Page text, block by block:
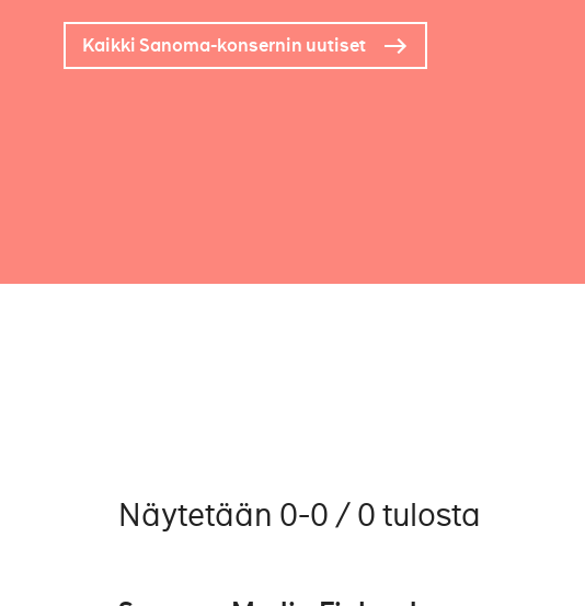
Kaikki Sanoma-konsernin uutiset
Näytetään 0-0 / 0 tulosta